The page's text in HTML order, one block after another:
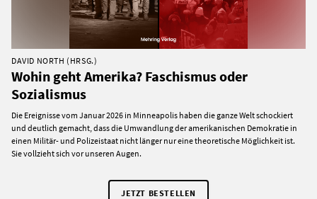
DAVID NORTH (HRSG.)
Wohin geht Amerika? Faschismus oder
Sozialismus
Die Ereignisse vom Januar 2026 in Minneapolis haben die ganze Welt schockiert
und deutlich gemacht, dass die Umwandlung der amerikanischen Demokratie in
einen Militär- und Polizeistaat nicht länger nur eine theoretische Möglichkeit ist.
Sie vollzieht sich vor unseren Augen.
JETZT BESTELLEN